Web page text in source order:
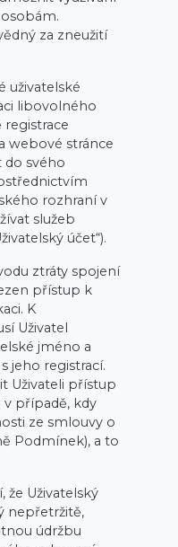
za zneužití
uživatelské
libovolného
registrace
webové stránce
do svého
rozhraní v
služeb
účet“).
ztráty spojení
přístup k
K
Uživatel
jméno a
jeho registrací.
Uživateli přístup
v případě, kdy
ze smlouvy o
Podmínek), a to
že Uživatelský
nepřetržitě,
údržbu